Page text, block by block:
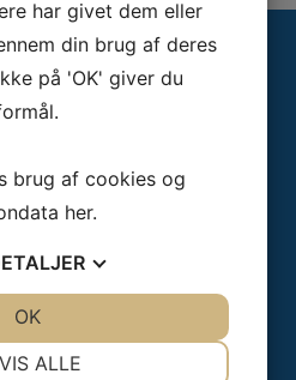
har givet dem eller
din brug af deres
på 'OK' giver du
brug af cookies og
her.
ALLE
OK